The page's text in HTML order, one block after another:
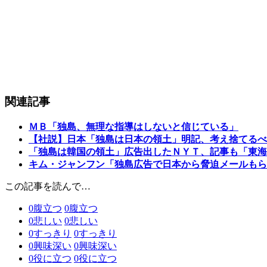
関連記事
ＭＢ「独島、無理な指導はしないと信じている」
【社説】日本「独島は日本の領土」明記、考え捨てる
「独島は韓国の領土」広告出したＮＹＴ、記事も「東
キム・ジャンフン「独島広告で日本から脅迫メールもら
この記事を読んで…
0腹立つ 0腹立つ
0悲しい 0悲しい
0すっきり 0すっきり
0興味深い 0興味深い
0役に立つ 0役に立つ